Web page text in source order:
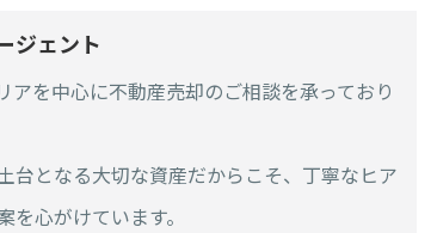
ジェント
アを中心に不動産売却のご相談を承っており
台となる大切な資産だからこそ、丁寧なヒア
を心がけています。